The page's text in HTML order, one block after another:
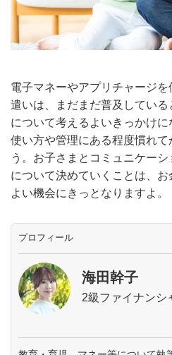
電子マネーやアプリチャージ
遣いは、まだまだ普及してい
について考えるよいきっかけ
使い方や管理にある程度慣れて
う。お子さまとコミュニケー
について決めていくことは、
よい機会にきっとなりますよ。
プロフィール
海田幹子
2級ファイナンシ